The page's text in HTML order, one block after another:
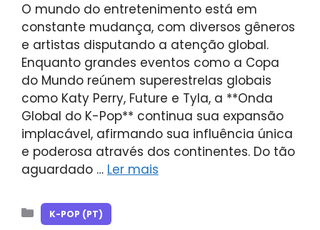
O mundo do entretenimento está em
constante mudança, com diversos gêneros
e artistas disputando a atenção global.
Enquanto grandes eventos como a Copa
do Mundo reúnem superestrelas globais
como Katy Perry, Future e Tyla, a **Onda
Global do K-Pop** continua sua expansão
implacável, afirmando sua influência única
e poderosa através dos continentes. Do tão
aguardado … Ler mais
Categorias
K-POP (PT)